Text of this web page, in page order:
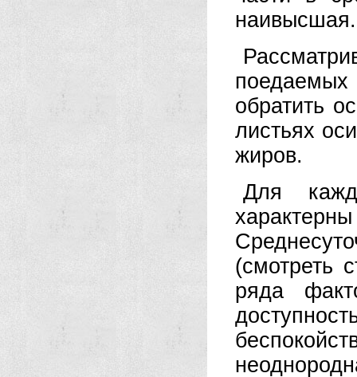
наивысшая.
обратить
листьях
жиров.
Для
(смотреть
ряда